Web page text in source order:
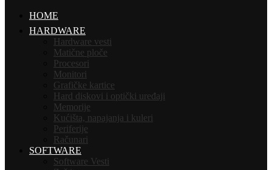
HOME
HARDWARE
Hardware vesti
Matične ploče
Procesori
Monitori
Grafičke kartice
Hard diskovi i optički uređaji
Memorije
Kućišta, napajanja i kuleri
Periferije
Računari
SOFTWARE
Software Vesti